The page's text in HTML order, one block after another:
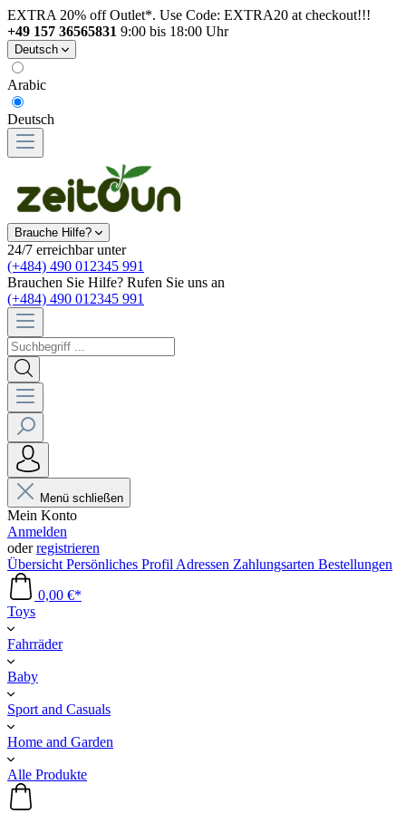
EXTRA 20% off Outlet*. Use Code: EXTRA20 at checkout!!!
+49 157 36565831 9:00 bis 18:00 Uhr
Deutsch
Arabic
Deutsch
Brauche Hilfe?
24/7 erreichbar unter
(+484) 490 012345 991
Brauchen Sie Hilfe? Rufen Sie uns an
(+484) 490 012345 991
Menü schließen
Mein Konto
Anmelden
oderregistrieren
Übersicht Persönliches Profil Adressen Zahlungsarten Bestellungen
0,00 €*
Toys
Fahrräder
Baby
Sport and Casuals
Home and Garden
Alle Produkte